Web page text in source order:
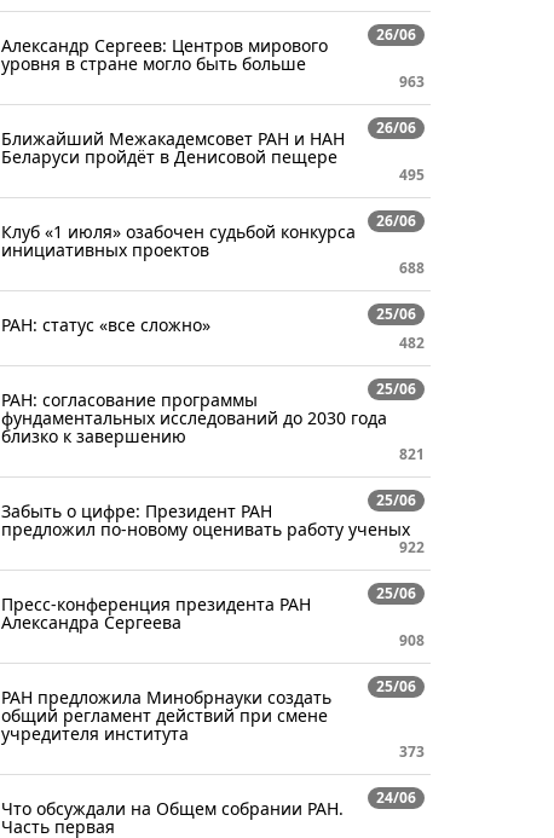
26/06
Александр Сергеев: Центров мирового
уровня в стране могло быть больше
963
26/06
Ближайший Межакадемсовет РАН и НАН
Беларуси пройдёт в Денисовой пещере
495
26/06
Клуб «1 июля» озабочен судьбой конкурса
инициативных проектов
688
25/06
РАН: статус «все сложно»
482
25/06
РАН: согласование программы
фундаментальных исследований до 2030 года
близко к завершению
821
25/06
Забыть о цифре: Президент РАН
предложил по-новому оценивать работу ученых
922
25/06
Пресс-конференция президента РАН
Александра Сергеева
908
25/06
РАН предложила Минобрнауки создать
общий регламент действий при смене
учредителя института
373
24/06
Что обсуждали на Общем собрании РАН.
Часть первая​​